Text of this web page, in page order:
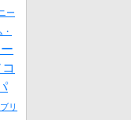
ニー
リ